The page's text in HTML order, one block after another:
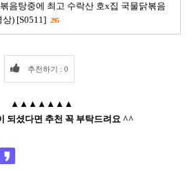
음탕중에 최고 수락산 호x집 국물닭볶음
상) [S0511] 295
추천하기 : 0
▲▲▲▲▲▲▲
되셨다면 추천 꼭 부탁드려요 ^^